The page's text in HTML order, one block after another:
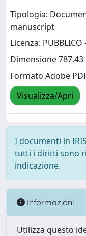
Tipologia:
manuscript
Licenza:
Dimensione 787.43
Formato Adobe
Visualizza/Apri
I documenti in
tutti i diritti sono
indicazione.
Informazioni
Utilizza questo